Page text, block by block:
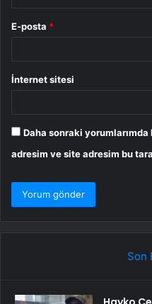
E-posta *
İnternet sitesi
Daha sonraki yorumlarımda
adresim ve site adresim bu
Son